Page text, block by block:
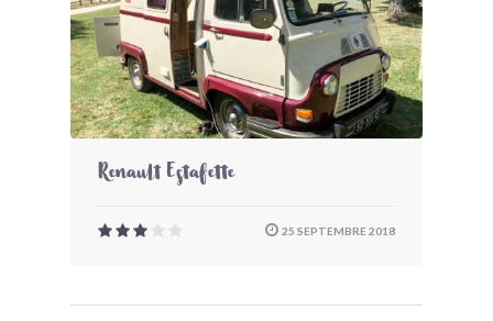
Renault Estafette
25 SEPTEMBRE 2018